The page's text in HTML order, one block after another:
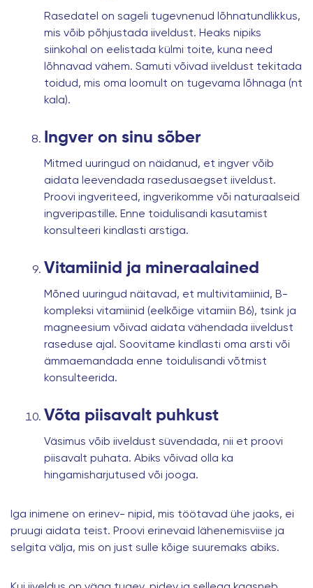
Rasedatel on sageli tugevnenud lõhnatundlikkus,
mis võib põhjustada iiveldust. Heaks nipiks
siinkohal on eelistada külmi toite, kuna need
lõhnavad vähem. Samuti võivad iiveldust tekitada
toidud, mis oma loomult on tugevama lõhnaga (nt
kala).
Ingver on sinu sõber
Mitmed uuringud on näidanud, et ingver võib
aidata leevendada rasedusaegset iiveldust.
Proovi ingveriteed, ingverikomme või naturaalseid
ingveripastille. Enne toidulisandi kasutamist
konsulteeri kindlasti arstiga.
Vitamiinid ja mineraalained
Mõned uuringud näitavad, et multivitamiinid, B-
kompleksi vitamiinid (eelkõige vitamiin B6), tsink ja
magneesium võivad aidata vähendada iiveldust
raseduse ajal. Soovitame kindlasti oma arsti või
ämmaemandada enne toidulisandi võtmist
konsulteerida.
Võta piisavalt puhkust
Väsimus võib iiveldust süvendada, nii et proovi
piisavalt puhata. Abiks võivad olla ka
hingamisharjutused või jooga.
Iga inimene on erinev- nipid, mis töötavad ühe jaoks, ei
pruugi aidata teist. Proovi erinevaid lähenemisviise ja
selgita välja, mis on just sulle kõige suuremaks abiks.